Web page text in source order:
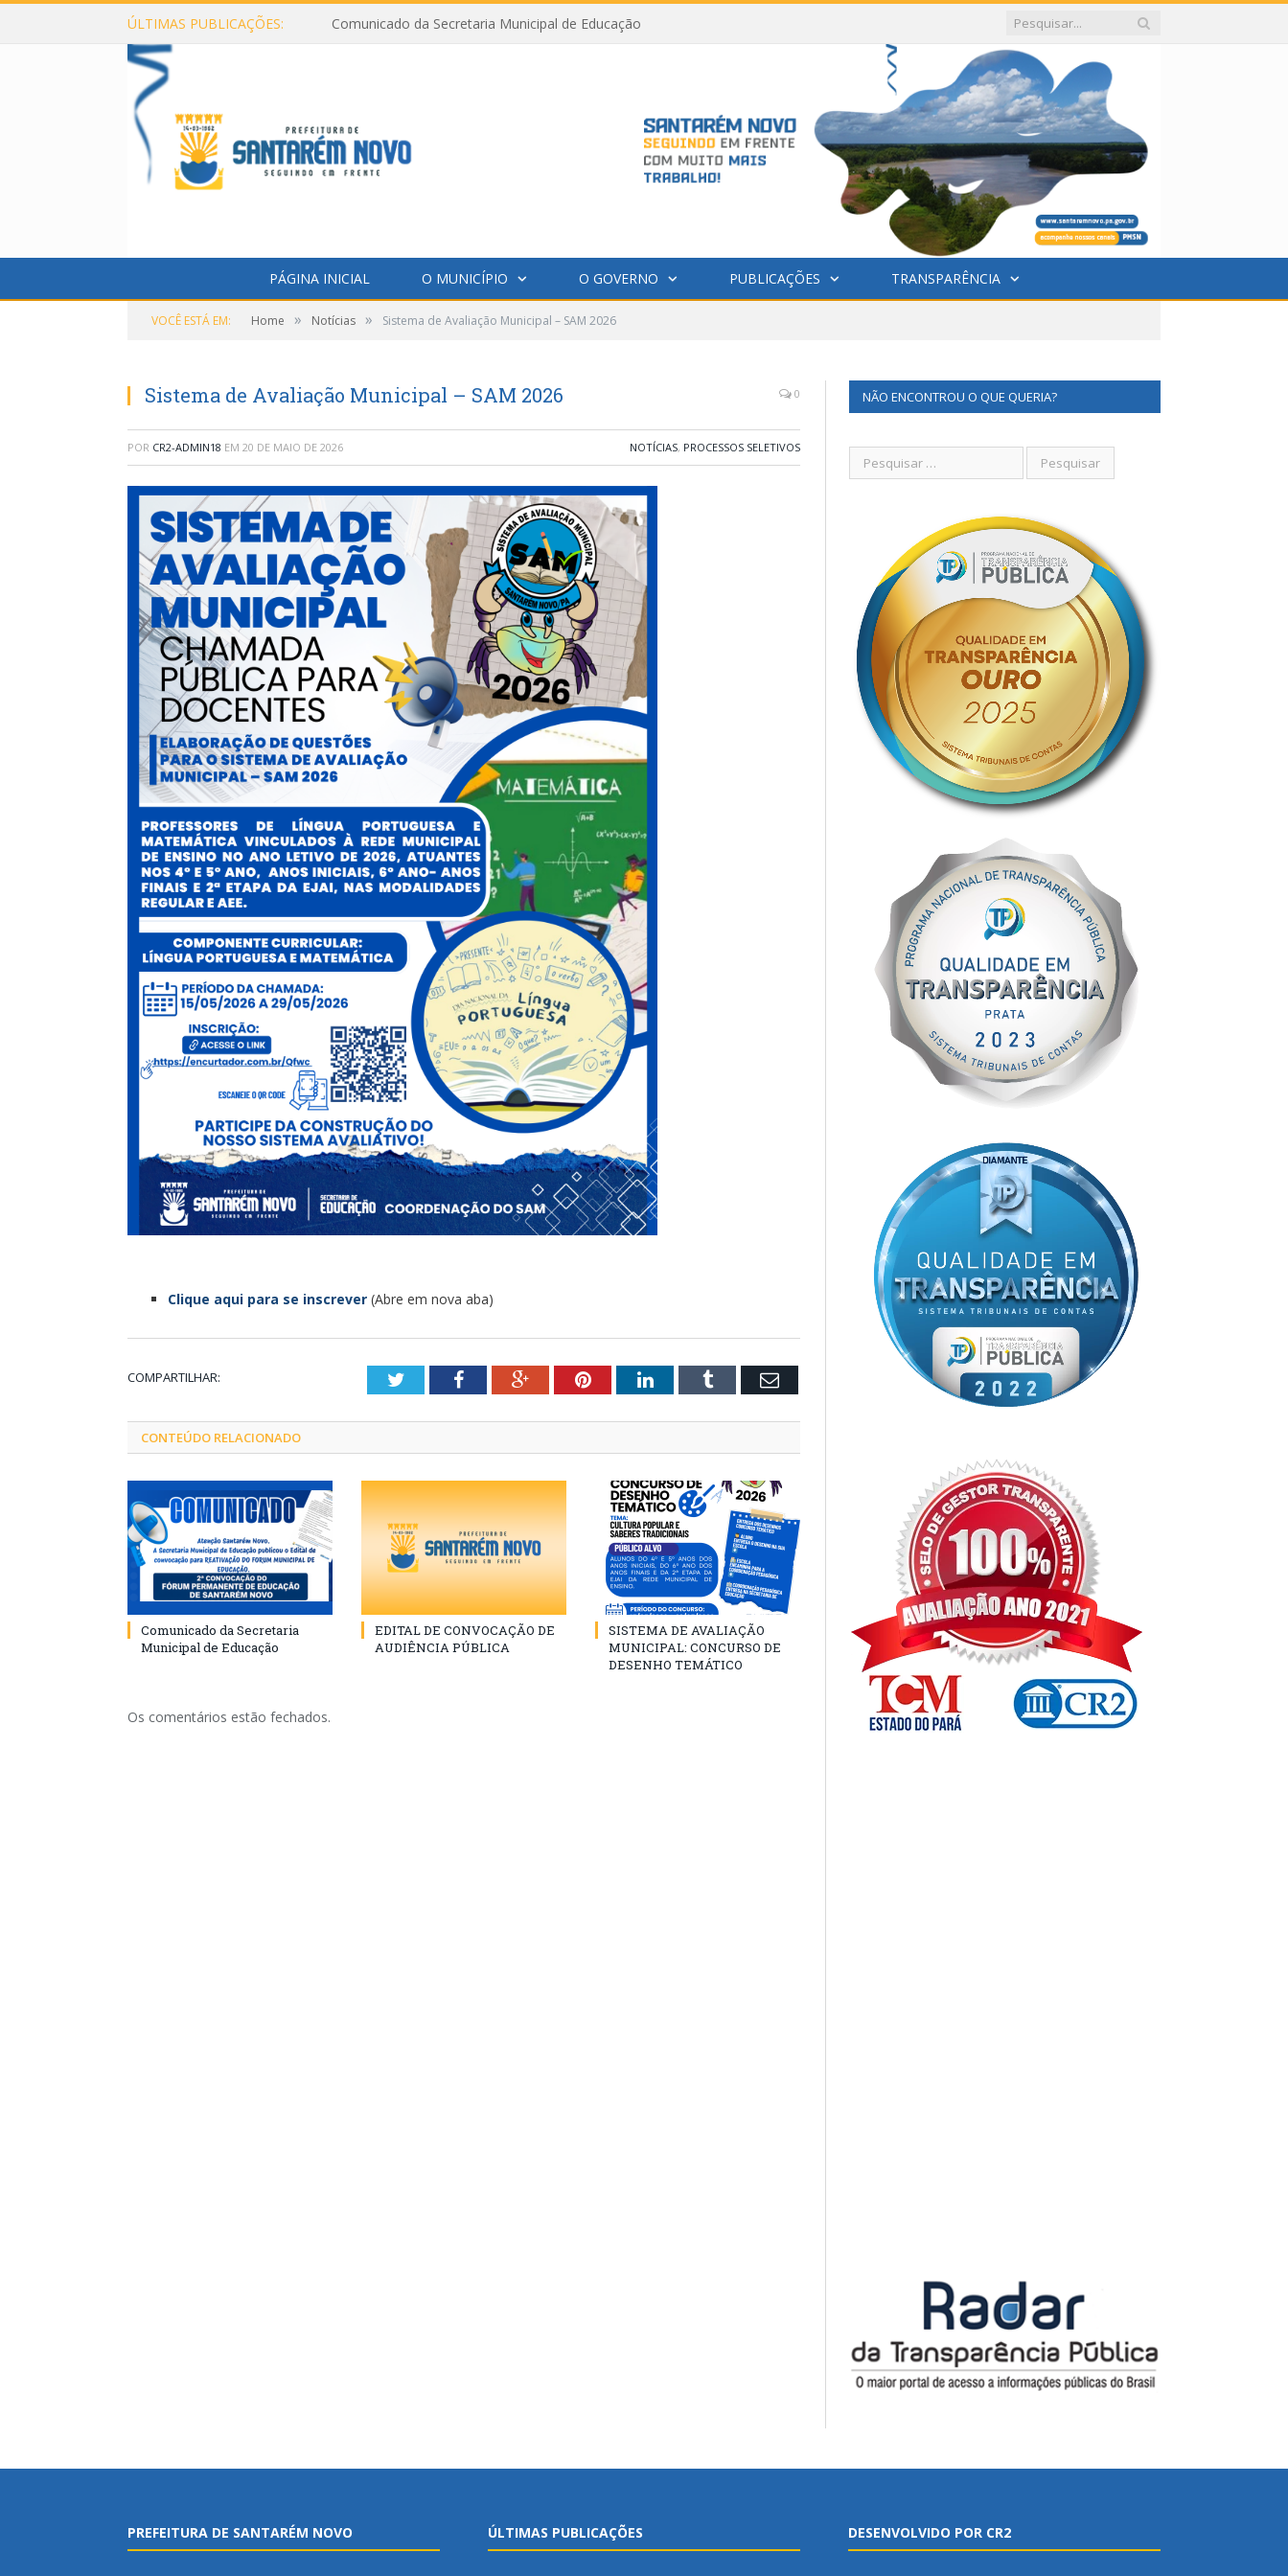
ÚLTIMAS PUBLICAÇÕES: Comunicado da Secretaria Municipal de Educação
PÁGINA INICIAL O MUNICÍPIO O GOVERNO PUBLICAÇÕES TRANSPARÊNCIA
VOCÊ ESTÁ EM: Home » Notícias » Sistema de Avaliação Municipal – SAM 2026
Sistema de Avaliação Municipal – SAM 2026 0
POR CR2-ADMIN18 EM 20 DE MAIO DE 2026 NOTÍCIAS, PROCESSOS SELETIVOS
Clique aqui para se inscrever (Abre em nova aba)
COMPARTILHAR: TwitterFacebookGoogle+PinterestLinkedInTumblr Email
CONTEÚDO RELACIONADO
Comunicado da Secretaria
Municipal de Educação
EDITAL DE CONVOCAÇÃO DE
AUDIÊNCIA PÚBLICA
SISTEMA DE AVALIAÇÃO
MUNICIPAL: CONCURSO DE
DESENHO TEMÁTICO
Os comentários estão fechados.
NÃO ENCONTROU O QUE QUERIA?
PREFEITURA DE SANTARÉM NOVO ÚLTIMAS PUBLICAÇÕES DESENVOLVIDO POR CR2